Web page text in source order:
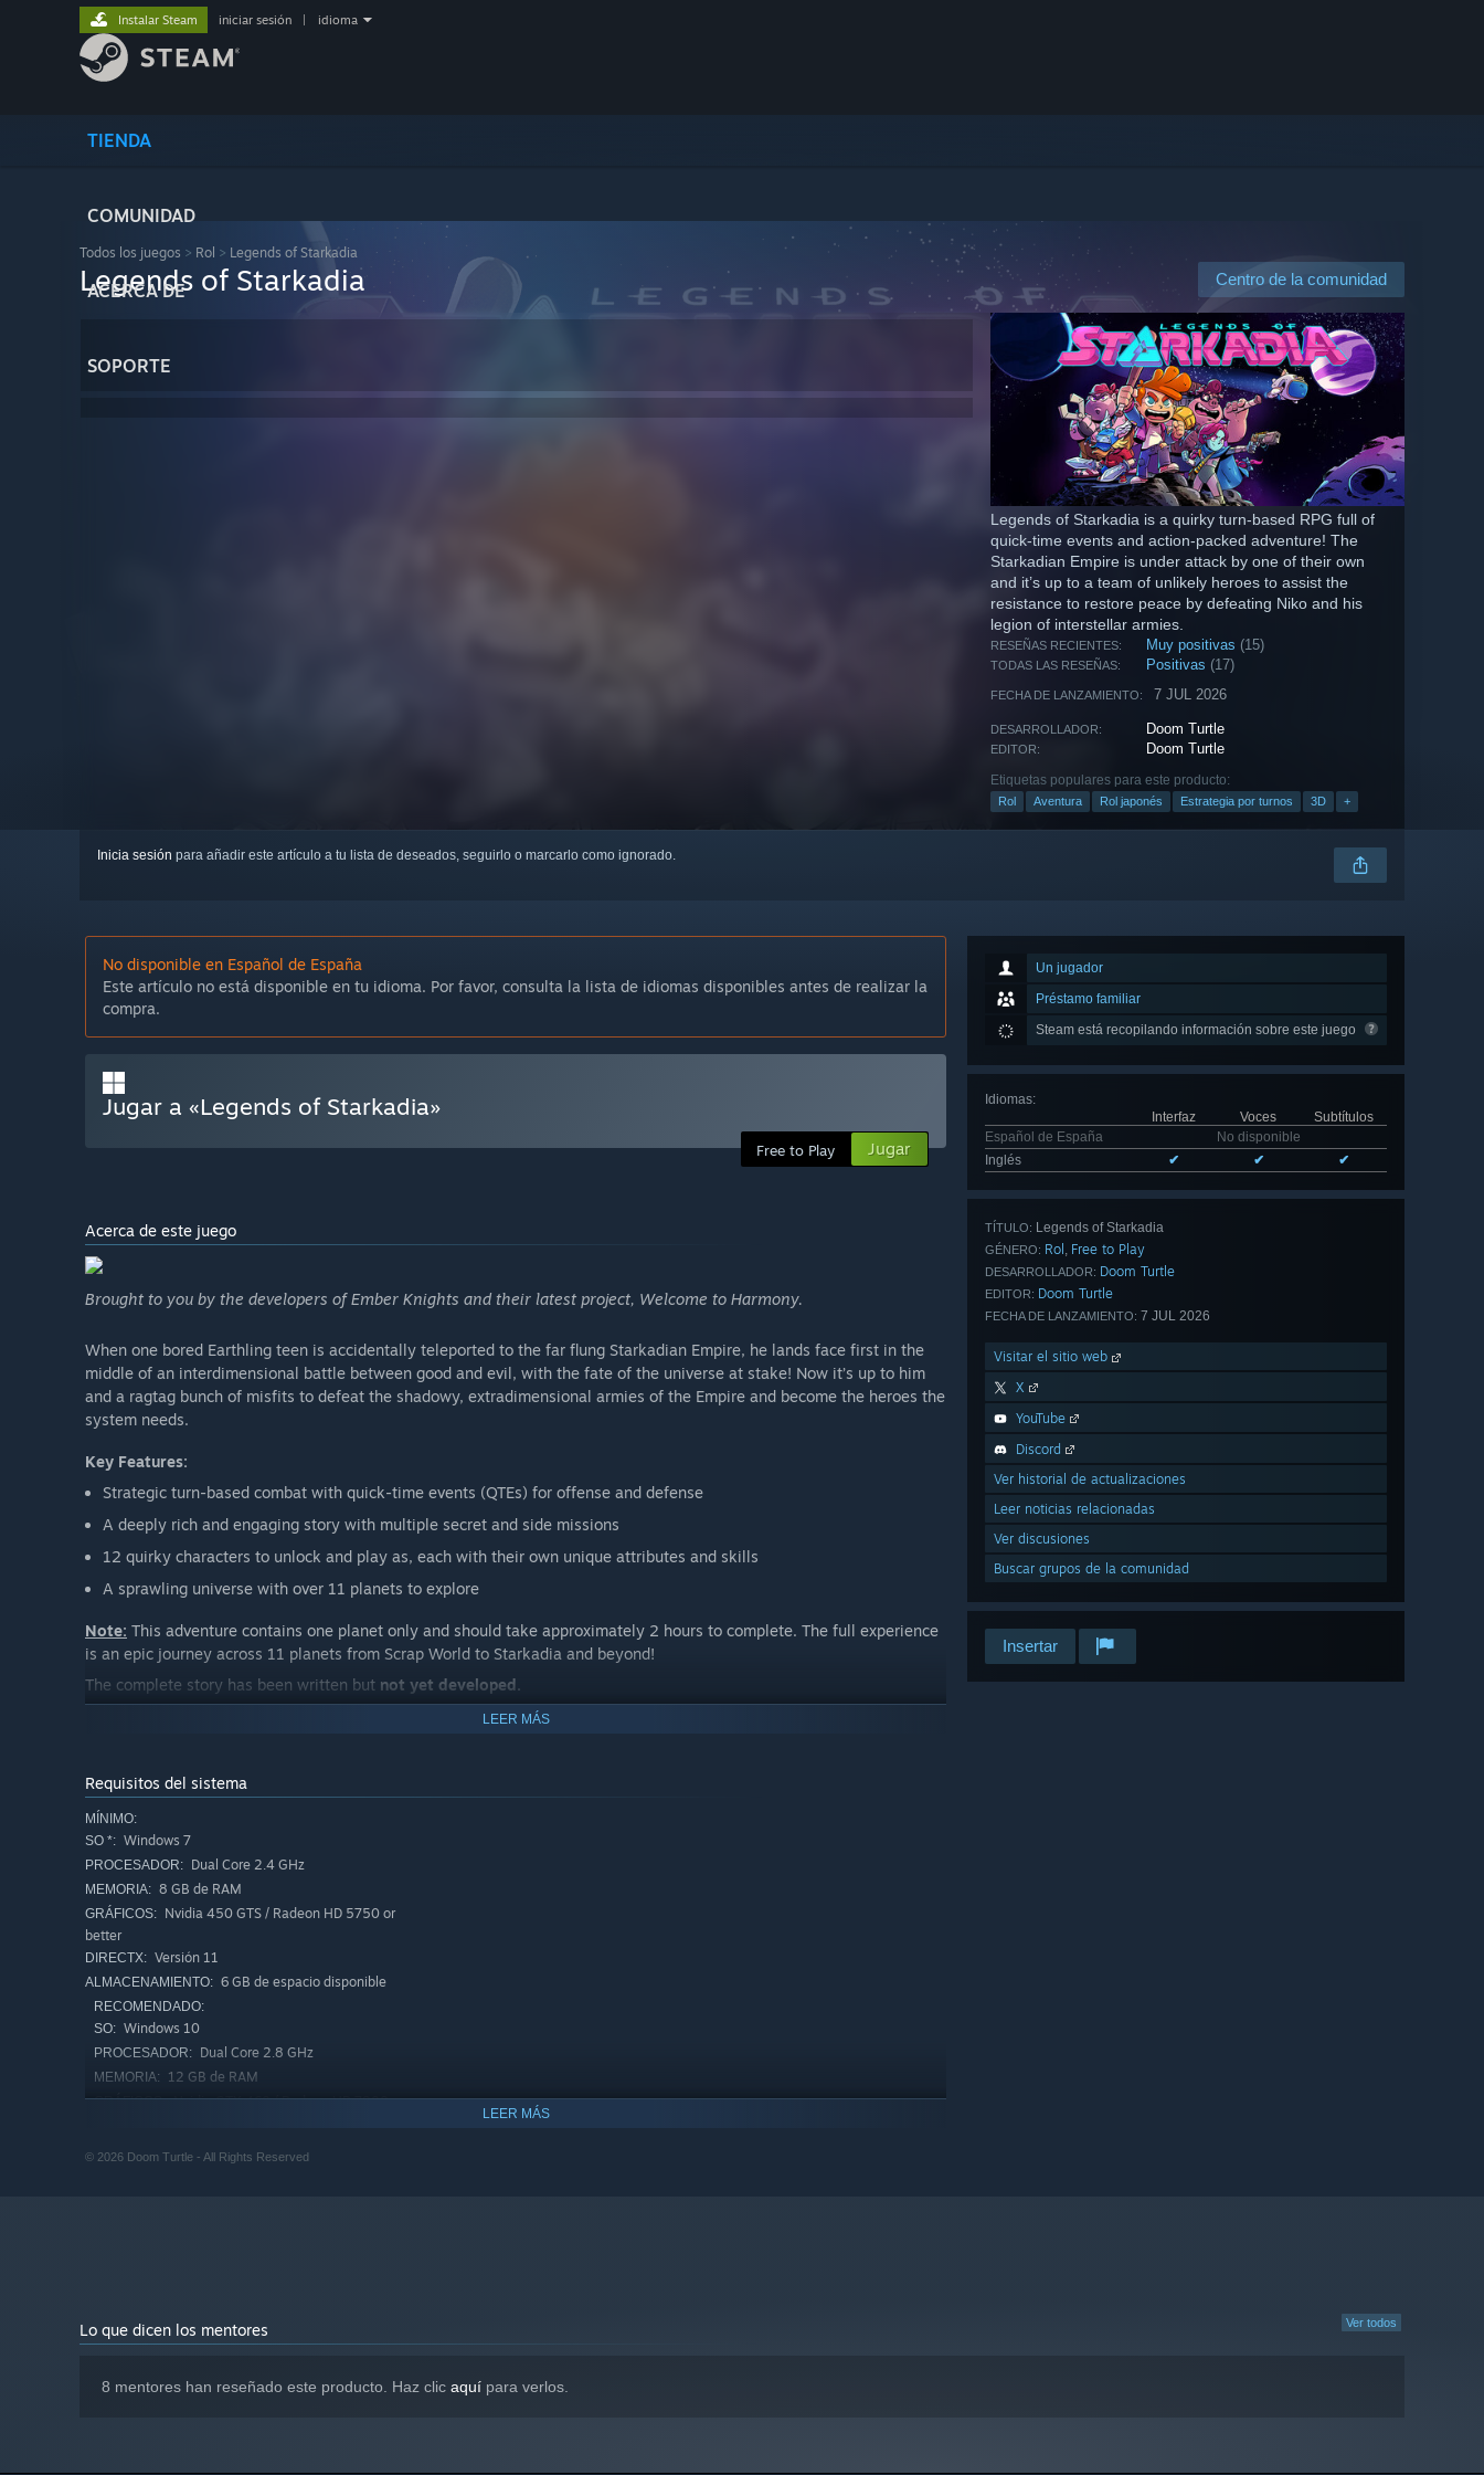
TIENDA
COMUNIDAD
ACERCA DE
SOPORTE
Instalar Steam iniciar sesión idioma
Todos los juegos > Rol > Legends of Starkadia
Centro de la comunidad
Legends of Starkadia
Legends of Starkadia is a quirky turn-based RPG full of
quick-time events and action-packed adventure! The
Starkadian Empire is under attack by one of their own
and it’s up to a team of unlikely heroes to assist the
resistance to restore peace by defeating Niko and his
legion of interstellar armies.
RESEÑAS RECIENTES: Muy positivas (15)
TODAS LAS RESEÑAS: Positivas (17)
FECHA DE LANZAMIENTO: 7 JUL 2026
DESARROLLADOR: Doom Turtle
EDITOR: Doom Turtle
Etiquetas populares para este producto:
Rol Aventura Rol japonés Estrategia por turnos 3D +
Inicia sesión para añadir este artículo a tu lista de deseados, seguirlo o marcarlo como ignorado.
Un jugador
Préstamo familiar
Steam está recopilando información sobre este juego
Idiomas:
Interfaz
Voces
Subtítulos
Español de España
No disponible
Inglés
✔ ✔ ✔
TÍTULO: Legends of Starkadia
GÉNERO: Rol , Free to Play
DESARROLLADOR: Doom Turtle
EDITOR: Doom Turtle
FECHA DE LANZAMIENTO: 7 JUL 2026
Visitar el sitio web
X
YouTube
Discord
Ver historial de actualizaciones
Leer noticias relacionadas
Ver discusiones
Buscar grupos de la comunidad
Insertar
No disponible en Español de España
Este artículo no está disponible en tu idioma. Por favor, consulta la lista de idiomas disponibles antes de realizar la
compra.
Jugar a «Legends of Starkadia»
Free to Play Jugar
Acerca de este juego
Brought to you by the developers of Ember Knights and their latest project, Welcome to Harmony.
When one bored Earthling teen is accidentally teleported to the far flung Starkadian Empire, he lands face first in the
middle of an interdimensional battle between good and evil, with the fate of the universe at stake! Now it’s up to him
and a ragtag bunch of misfits to defeat the shadowy, extradimensional armies of the Empire and become the heroes the
system needs.
Key Features:
Strategic turn-based combat with quick-time events (QTEs) for offense and defense
A deeply rich and engaging story with multiple secret and side missions
12 quirky characters to unlock and play as, each with their own unique attributes and skills
A sprawling universe with over 11 planets to explore
Note: This adventure contains one planet only and should take approximately 2 hours to complete. The full experience
is an epic journey across 11 planets from Scrap World to Starkadia and beyond!
The complete story has been written but not yet developed.
LEER MÁS
Requisitos del sistema
MÍNIMO:
SO *: Windows 7
PROCESADOR: Dual Core 2.4 GHz
MEMORIA: 8 GB de RAM
GRÁFICOS: Nvidia 450 GTS / Radeon HD 5750 or
better
DIRECTX: Versión 11
ALMACENAMIENTO: 6 GB de espacio disponible
RECOMENDADO:
SO: Windows 10
PROCESADOR: Dual Core 2.8 GHz
MEMORIA: 12 GB de RAM
GRÁFICOS: Nvidia GTX 460 / Radeon HD 7800 or
8 GB de espacio disponible
LEER MÁS
© 2026 Doom Turtle - All Rights Reserved
Ver todos
Lo que dicen los mentores
8 mentores han reseñado este producto. Haz clic aquí para verlos.